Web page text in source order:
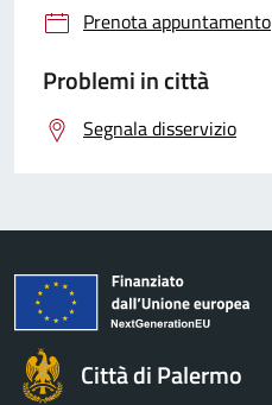
Prenota appuntamento
Problemi in città
Segnala disservizio
Città di Palermo